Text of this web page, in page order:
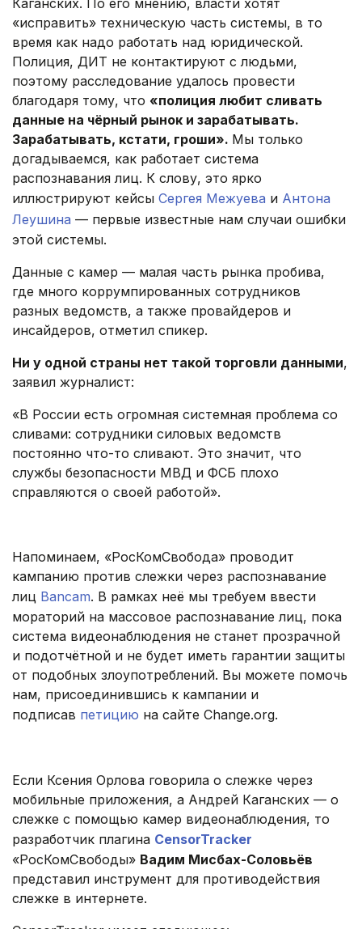
Каганских. По его мнению, власти хотят
«исправить» техническую часть системы, в то
время как надо работать над юридической.
Полиция, ДИТ не контактируют с людьми,
поэтому расследование удалось провести
благодаря тому, что «полиция любит сливать
данные на чёрный рынок и зарабатывать.
Зарабатывать, кстати, гроши». Мы только
догадываемся, как работает система
распознавания лиц. К слову, это ярко
иллюстрируют кейсы Сергея Межуева и Антона
Леушина — первые известные нам случаи ошибки
этой системы.
Данные с камер — малая часть рынка пробива,
где много коррумпированных сотрудников
разных ведомств, а также провайдеров и
инсайдеров, отметил спикер.
Ни у одной страны нет такой торговли данными,
заявил журналист:
«В России есть огромная системная проблема со
сливами: сотрудники силовых ведомств
постоянно что-то сливают. Это значит, что
службы безопасности МВД и ФСБ плохо
справляются о своей работой».
Напоминаем, «РосКомСвобода» проводит
кампанию против слежки через распознавание
лиц Bancam. В рамках неё мы требуем ввести
мораторий на массовое распознавание лиц, пока
система видеонаблюдения не станет прозрачной
и подотчётной и не будет иметь гарантии защиты
от подобных злоупотреблений. Вы можете помочь
нам, присоединившись к кампании и
подписав петицию на сайте Change.org.
Если Ксения Орлова говорила о слежке через
мобильные приложения, а Андрей Каганских — о
слежке с помощью камер видеонаблюдения, то
разработчик плагина CensorTracker
«РосКомСвободы» Вадим Мисбах-Соловьёв
представил инструмент для противодействия
слежке в интернете.